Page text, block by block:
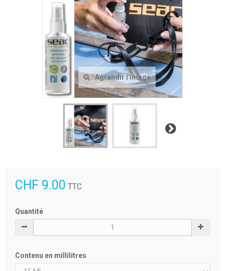
Agrandir l'image
Suivant
CHF 9.00 TTC
Quantité
Contenu en millilitres